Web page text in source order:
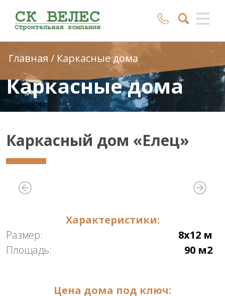
Главная / Каркасные дома
Каркасные дома
Каркасный дом «Елец»
Характеристики:
Размер:
8х12 м
Площадь:
90 м2
Цена дома под ключ: